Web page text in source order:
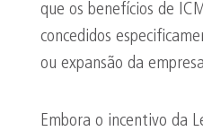
que os benefícios de
concedidos
ou expansão da
Embora o incentivo da